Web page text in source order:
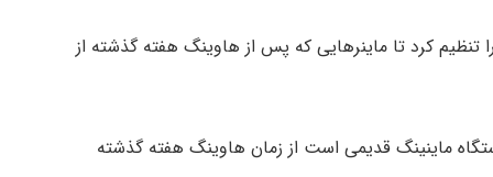
کرد تا ماینرهایی که پس از هاوینگ هفته گذشته از
ثانیه که معادل با ۱.۵ میلیون دستگاه ماینینگ قدیمی است از زمان هاوینگ هفته گذشته